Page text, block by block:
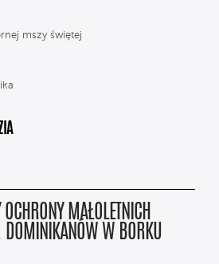
mszy świętej
MAŁOLETNICH
DOMINIKANÓW W BORKU